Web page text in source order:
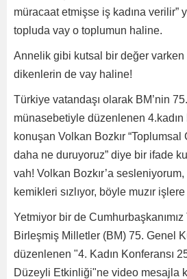
müracaat etmişse iş kadına verilir”
topluda vay o toplumun haline.
Annelik gibi kutsal bir değer varken
dikenlerin de vay haline!
Türkiye vatandaşı olarak BM’nin
münasebetiyle düzenlenen 4.kadın
konuşan Volkan Bozkır
daha ne duruyoruz” diye bir ifade
vah! Volkan Bozkır’a sesleniyorum,
kemikleri sızlıyor, böyle muzır
Yetmiyor bir de
Birleşmiş Milletler (BM) 75. Genel
düzenlenen "4. Kadın Konferansı
Düzeyli Etkinliği"ne video mesajla